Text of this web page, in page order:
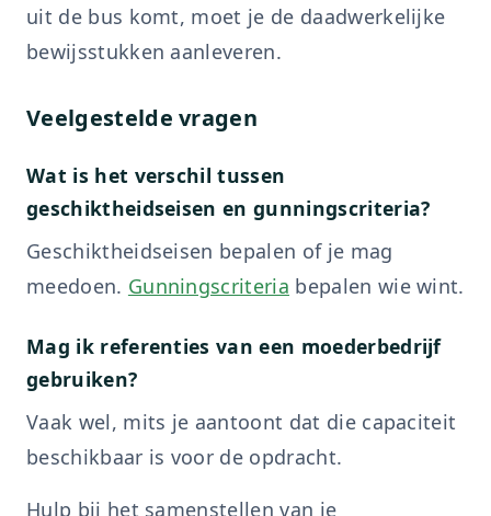
uit de bus komt, moet je de daadwerkelijke
bewijsstukken aanleveren.
Veelgestelde vragen
Wat is het verschil tussen
geschiktheidseisen en gunningscriteria?
Geschiktheidseisen bepalen of je mag
meedoen. Gunningscriteria bepalen wie wint.
Mag ik referenties van een moederbedrijf
gebruiken?
Vaak wel, mits je aantoont dat die capaciteit
beschikbaar is voor de opdracht.
Hulp bij het samenstellen van je